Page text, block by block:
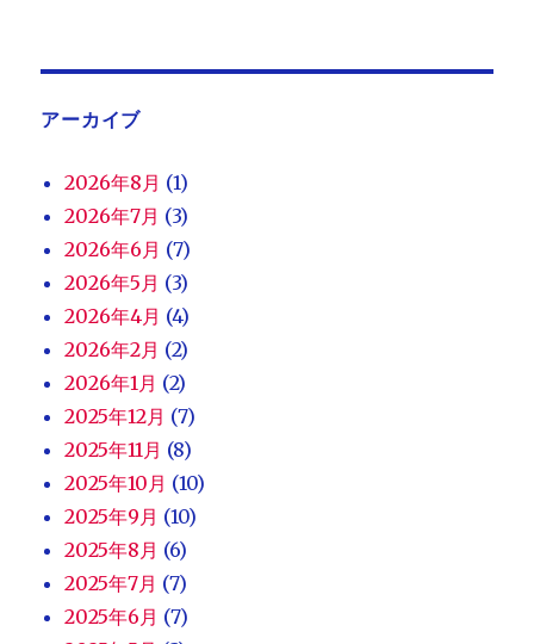
アーカイブ
2026年8月 (1)
2026年7月 (3)
2026年6月 (7)
2026年5月 (3)
2026年4月 (4)
2026年2月 (2)
2026年1月 (2)
2025年12月 (7)
2025年11月 (8)
2025年10月 (10)
2025年9月 (10)
2025年8月 (6)
2025年7月 (7)
2025年6月 (7)